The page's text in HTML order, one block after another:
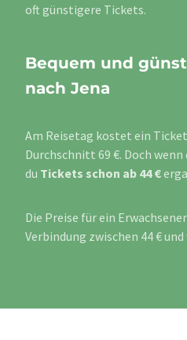
oft günstigere Tickets.
Bequem und
nach Jena
Am Reisetag kostet ein
Durchschnitt 69 €. Doch
du Tickets schon ab 44 €
Die Preise für ein
Verbindung zwischen 44 € und